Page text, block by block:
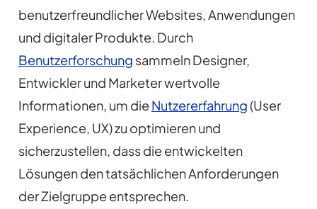
benutzerfreundlicher Websites, Anwendungen
und digitaler Produkte. Durch
Benutzerforschung sammeln Designer,
Entwickler und Marketer wertvolle
Informationen, um dieNutzererfahrung (User
Experience, UX) zu optimieren und
sicherzustellen, dass die entwickelten
Lösungen den tatsächlichen Anforderungen
der Zielgruppe entsprechen.